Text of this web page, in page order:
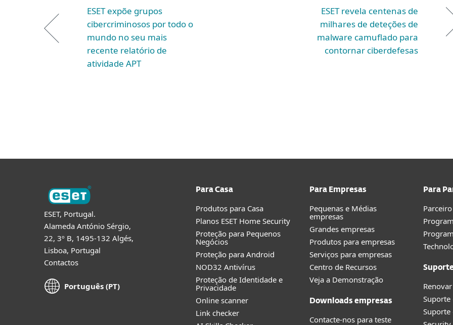
ESET expõe grupos
cibercriminosos por todo o
mundo no seu mais
recente relatório de
atividade APT
ESET revela centenas de
milhares de deteções de
malware camuflado para
contornar ciberdefesas
ESET, Portugal.
Alameda António Sérgio,
22, 3º B, 1495-132 Algés,
Lisboa, Portugal
Contactos
Português (PT)
Para Casa
Produtos para Casa
Planos ESET Home Security
Proteção para Pequenos
Negócios
Proteção para Android
NOD32 Antivírus
Proteção de Identidade e
Privacidade
Online scanner
Link checker
Para Empresas
Pequenas e Médias
empresas
Grandes empresas
Produtos para empresas
Serviços para empresas
Centro de Recursos
Veja a Demonstração
Downloads empresas
Contacte-nos para teste
Para
Parceiro
Renovar
Suporte
Suporte